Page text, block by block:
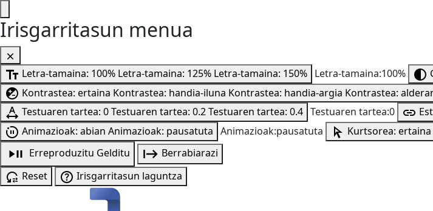
Irisgarritasun menua
Letra-tamaina: 100% Letra-tamaina: 125% Letra-tamaina: 150% Letra-tamaina:100%
Kontrastea: ertaina Kontrastea: handia-iluna Kontrastea: handia-argia Kontrastea:
Testuaren tartea: 0Testuaren tartea: 0.2Testuaren tartea: 0.4 Testuaren tartea:0
Animazioak: abian Animazioak: pausatuta Animazioak:pausatuta Kurtsorea: ertaina
Erreproduzitu Gelditu
Berrabiarazi
Reset
Irisgarritasun laguntza